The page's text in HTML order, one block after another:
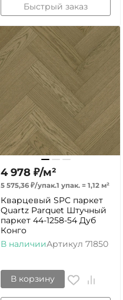
Быстрый заказ
4 978 ₽/м²
5 575,36 ₽/упак.1 упак. = 1,12 м²
Кварцевый SPC паркет
Quartz Parquet Штучный
паркет 44-1258-54 Дуб
Конго
В наличииАртикул 71850
В корзину